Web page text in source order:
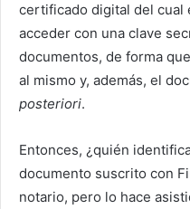
certificado digital del cual
acceder con una clave
documentos, de forma
al mismo y, además, el
posteriori.
Entonces, ¿quién
documento suscrito con
notario, pero lo hace